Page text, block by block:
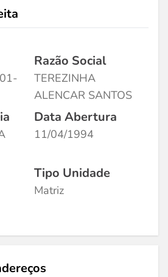
Razão Social
TEREZINHA
ALENCAR SANTOS
Data Abertura
11/04/1994
Tipo Unidade
Matriz